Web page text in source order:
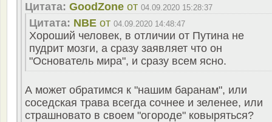
Цитата: GoodZone от 04.09.2020 15:28:37
Цитата: NBE от 04.09.2020 14:48:47
Хороший человек, в отличии от Путина не
пудрит мозги, а сразу заявляет что он
"Основатель мира", и сразу всем ясно.
А может обратимся к "нашим баранам", или
соседская трава всегда сочнее и зеленее, или
страшновато в своем "огороде" ковыряться?